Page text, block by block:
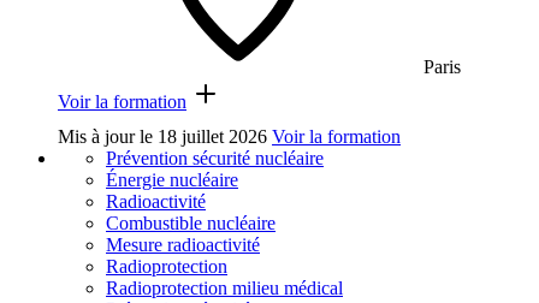
Paris
Voir la formation
Mis à jour le 18 juillet 2026 Voir la formation
Prévention sécurité nucléaire
Énergie nucléaire
Radioactivité
Combustible nucléaire
Mesure radioactivité
Radioprotection
Radioprotection milieu médical